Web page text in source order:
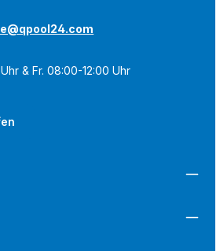
& Fr. 08:00-12:00 Uhr